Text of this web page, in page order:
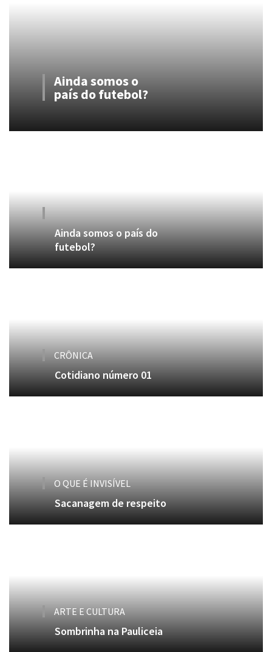
Ainda somos o
país do futebol?
Ainda somos o país do
futebol?
CRÔNICA
Cotidiano número 01
O QUE É INVISÍVEL
Sacanagem de respeito
ARTE E CULTURA
Sombrinha na Pauliceia